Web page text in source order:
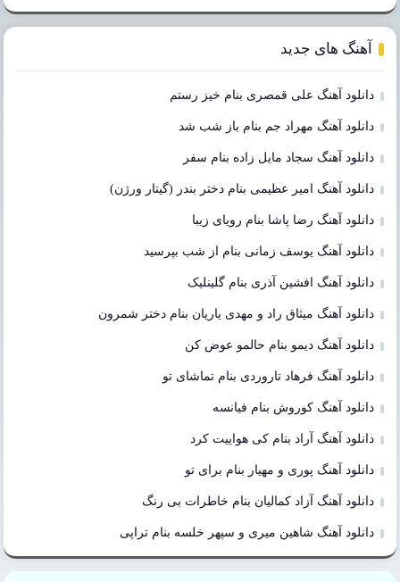
آهنگ های جدید
دانلود آهنگ علی قمصری بنام خیز رستم
دانلود آهنگ مهراد جم بنام باز شب شد
دانلود آهنگ سجاد مایل زاده بنام سفر
دانلود آهنگ امیر عظیمی بنام دختر بندر (گیتار ورژن)
دانلود آهنگ رضا پاشا بنام رویای زیبا
دانلود آهنگ یوسف زمانی بنام از شب بپرسید
دانلود آهنگ افشین آذری بنام گلینلیک
دانلود آهنگ میثاق راد و مهدی یاریان بنام دختر شمرون
دانلود آهنگ دیمو بنام حالمو عوض کن
دانلود آهنگ فرهاد تاروردی بنام تماشای تو
دانلود آهنگ کوروش بنام فیانسه
دانلود آهنگ آراد بنام کی هواییت کرد
دانلود آهنگ پوری و مهیار بنام برای تو
دانلود آهنگ آزاد کمالیان بنام خاطرات بی رنگ
دانلود آهنگ شاهین میری و سپهر خلسه بنام تراپی